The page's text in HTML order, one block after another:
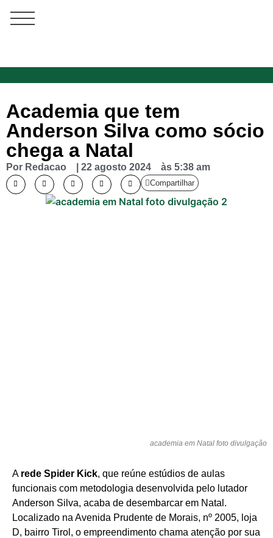
Academia que tem
Anderson Silva como sócio
chega a Natal
Por Redacao 22 agosto 2024 às 5:38 am
Compartilhar
academia em Natal foto divulgação
A rede Spider Kick, que reúne estúdios de aulas
funcionais com metodologia desenvolvida pelo lutador
Anderson Silva, acaba de desembarcar em Natal.
Localizado na Avenida Prudente de Morais, nº 2005, loja
D, bairro Tirol, o empreendimento chama atenção por sua